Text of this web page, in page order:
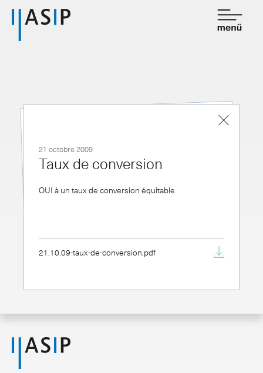
Association
Prestations
Affiliation
Savoir
Salle de presse
21 octobre 2009
Taux de conversion
OUI à un taux de conversion équitable
21.10.09-taux-de-conversion.pdf